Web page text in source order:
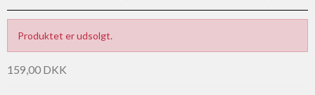
Produktet er udsolgt.
159,00 DKK